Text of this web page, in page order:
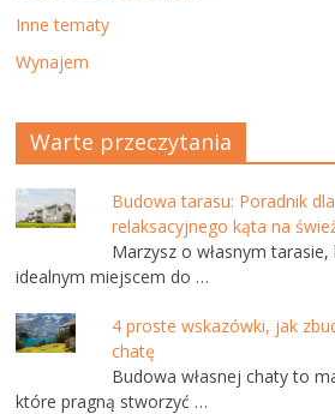
Inne tematy
Wynajem
Warte przeczytania
Budowa tarasu: Poradnik
relaksacyjnego kąta na
Marzysz o własnym
idealnym miejscem do …
4 proste wskazówki, jak
chatę
Budowa własnej chaty to
które pragną stworzyć …